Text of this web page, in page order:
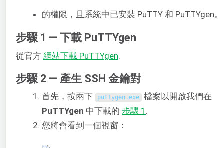
的權限，且系統中已安裝 PuTTY 和 PuTTYgen。
步驟 1 — 下載 PuTTYgen
從官方 網站下載 PuTTYgen
步驟 2 — 產生 SSH 金鑰對
首先，按兩下 puttygen .exe 檔案以開啟我們在
PuTTYgen 中下載的 步驟 1 .
您將會看到一個視窗：